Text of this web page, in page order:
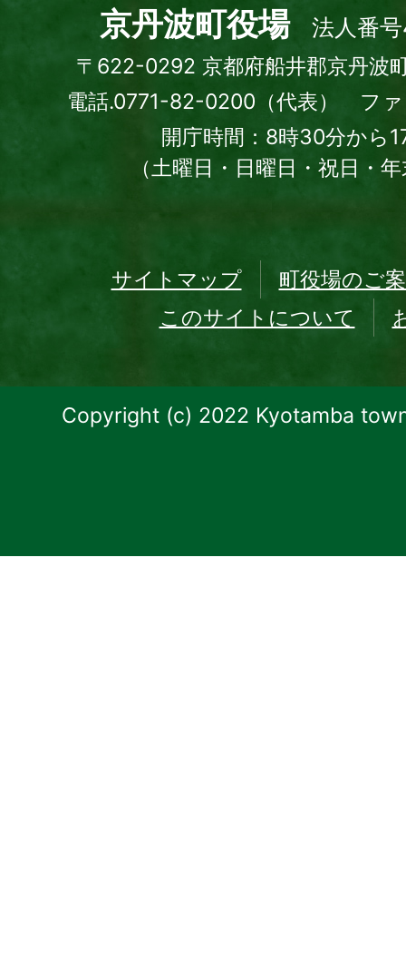
town
京丹波町役場 法人番
〒622-0292 京都府船井郡京丹波
電話.0771-82-0200（代表） フ
開庁時間：8時30分から
（土曜日・日曜日・祝日・
サイトマップ
町役場のご
このサイトについて
Copyright (c) 2022 Kyotamba